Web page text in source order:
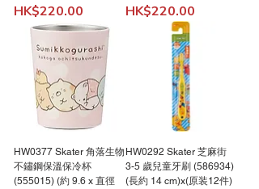
價格
HK$220.00 價格
HK$220.00
HW0377 Skater 角落生物
不鏽鋼保溫保冷杯
(555015) (約 9.6 x 直徑
HW0292 Skater 芝麻街
3-5 歲兒童牙刷 (586934)
(長約 14 cm)x(原装12件)